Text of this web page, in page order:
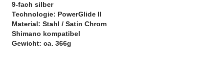
 9-fach silber
 Technologie: PowerGlide II
 Material: Stahl / Satin Chrom
 Shimano kompatibel
 Gewicht: ca. 366g